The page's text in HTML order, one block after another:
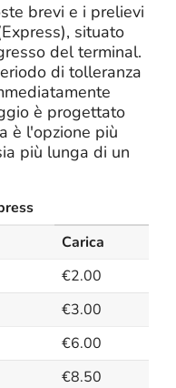
brevi e i prelievi
situato
del terminal.
di tolleranza
è progettato
è l'opzione più
più lunga di un
Carica
€2.00
€3.00
€6.00
€8.50